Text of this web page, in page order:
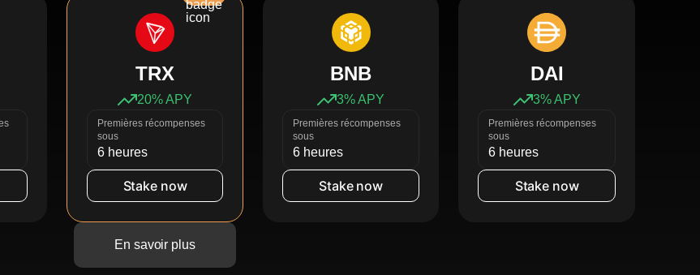
TRX
20% APY
Premières récompenses
sous
6 heures
Stake now
BNB
3% APY
Premières récompenses
sous
6 heures
Stake now
DAI
3% APY
Premières récompenses
sous
6 heures
Stake now
En savoir plus